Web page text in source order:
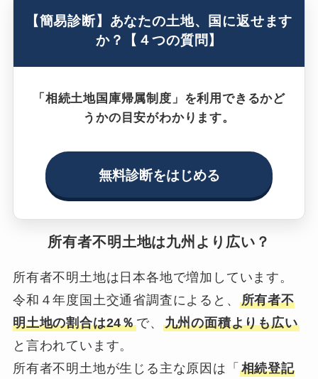
【簡易診断】あなたの土地、国に返せます
か？【４つの質問】
「相続土地国庫帰属制度」を利用できるかど
うかの目安がわかります。
無料診断をはじめる
所有者不明土地は九州より広い？
所有者不明土地は日本各地で増加しています。
令和４年度国土交通省調査によると、 所有者不
明土地の割合は24％で、 九州の面積よりも広い
と言われています。
所有者不明土地が生じる主な原因は「 相続登記